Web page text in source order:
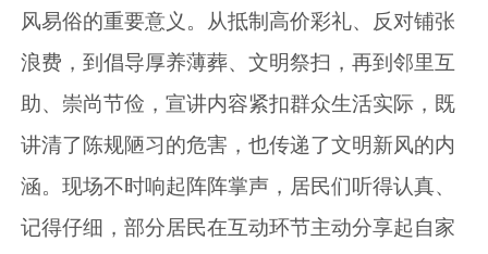
风易俗的重要意义。从抵制高价彩礼、反对铺张
浪费，到倡导厚养薄葬、文明祭扫，再到邻里互
助、崇尚节俭，宣讲内容紧扣群众生活实际，既
讲清了陈规陋习的危害，也传递了文明新风的内
涵。现场不时响起阵阵掌声，居民们听得认真、
记得仔细，部分居民在互动环节主动分享起自家